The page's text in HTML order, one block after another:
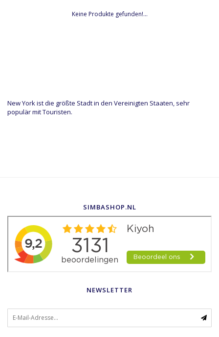
Keine Produkte gefunden!...
New York ist die größte Stadt in den Vereinigten Staaten, sehr
populär mit Touristen.
SIMBASHOP.NL
NEWSLETTER